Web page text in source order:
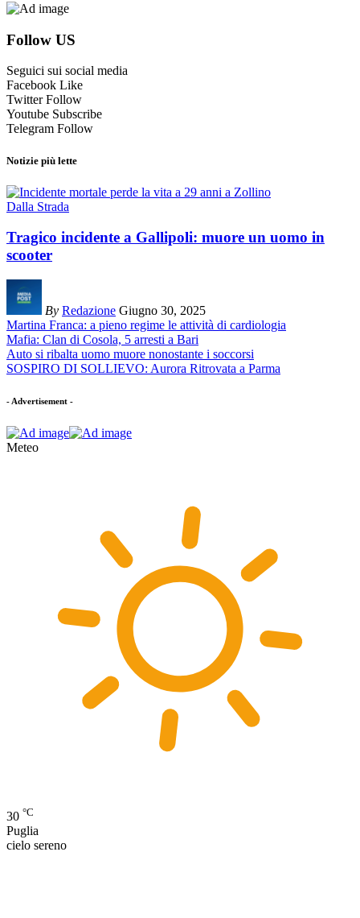
Follow US
Seguici sui social media
Facebook Like
Twitter Follow
Youtube Subscribe
Telegram Follow
Notizie più lette
Dalla Strada
Tragico incidente a Gallipoli: muore un uomo in
scooter
By Redazione Giugno 30, 2025
Martina Franca: a pieno regime le attività di cardiologia
Mafia: Clan di Cosola, 5 arresti a Bari
Auto si ribalta uomo muore nonostante i soccorsi
SOSPIRO DI SOLLIEVO: Aurora Ritrovata a Parma
- Advertisement -
Meteo
30 °C
Puglia
cielo sereno